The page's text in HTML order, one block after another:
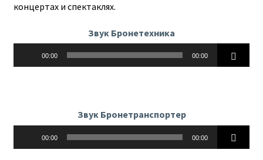
концертах и спектаклях.
Звук Бронетехника
00:00 00:00
Звук Бронетранспортер
00:00 00:00